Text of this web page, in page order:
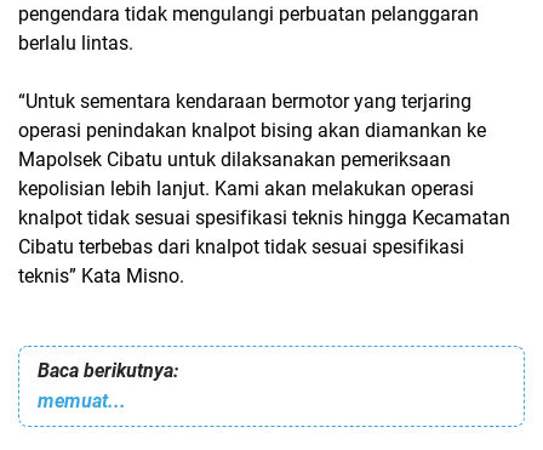
pengendara tidak mengulangi perbuatan pelanggaran
berlalu lintas.
“Untuk sementara kendaraan bermotor yang terjaring
operasi penindakan knalpot bising akan diamankan ke
Mapolsek Cibatu untuk dilaksanakan pemeriksaan
kepolisian lebih lanjut. Kami akan melakukan operasi
knalpot tidak sesuai spesifikasi teknis hingga Kecamatan
Cibatu terbebas dari knalpot tidak sesuai spesifikasi
teknis” Kata Misno.
Baca berikutnya:
memuat...